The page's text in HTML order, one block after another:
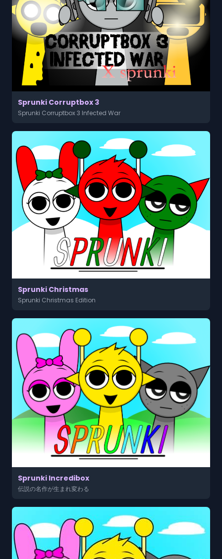
Sprunki Corruptbox 3
Sprunki Corruptbox 3 Infected War
Sprunki Christmas
Sprunki Christmas Edition
Sprunki Incredibox
伝説の名作が生まれ変わる